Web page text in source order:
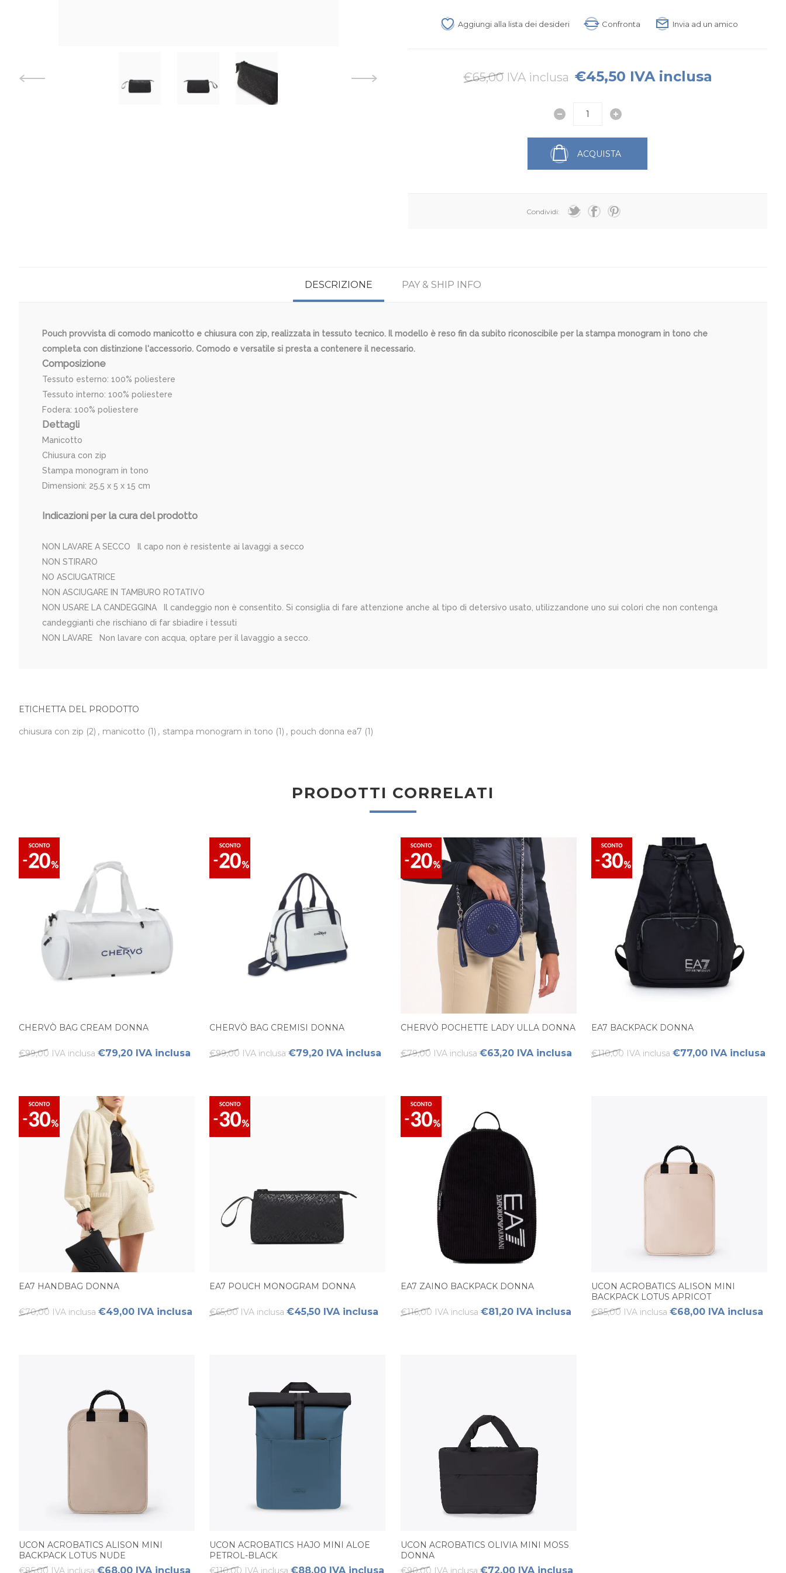
Aggiungi alla lista dei desideri Confronta Invia ad un amico
€65,00 IVA inclusa €45,50 IVA inclusa
ACQUISTA
Condividi:
DESCRIZIONE PAY & SHIP INFO
Pouch provvista di comodo manicotto e chiusura con zip, realizzata in tessuto tecnico. Il modello è reso fin da subito riconoscibile per la stampa monogram in tono che
completa con distinzione l'accessorio. Comodo e versatile si presta a contenere il necessario.
Composizione
Tessuto esterno: 100% poliestere
Tessuto interno: 100% poliestere
Fodera: 100% poliestere
Dettagli
Manicotto
Chiusura con zip
Stampa monogram in tono
Dimensioni: 25,5 x 5 x 15 cm
Indicazioni per la cura del prodotto
NON LAVARE A SECCO Il capo non è resistente ai lavaggi a secco
NON STIRARO
NO ASCIUGATRICE
NON ASCIUGARE IN TAMBURO ROTATIVO
NON USARE LA CANDEGGINA Il candeggio non è consentito. Si consiglia di fare attenzione anche al tipo di detersivo usato, utilizzandone uno sui colori che non contenga
candeggianti che rischiano di far sbiadire i tessuti
NON LAVARE Non lavare con acqua, optare per il lavaggio a secco.
ETICHETTA DEL PRODOTTO
chiusura con zip (2) , manicotto (1) , stampa monogram in tono (1) , pouch donna ea7 (1)
PRODOTTI CORRELATI
CHERVÒ BAG CREAM DONNA
€99,00 IVA inclusa €79,20 IVA inclusa
CHERVÒ BAG CREMISI DONNA
€99,00 IVA inclusa €79,20 IVA inclusa
CHERVÒ POCHETTE LADY ULLA DONNA
€79,00 IVA inclusa €63,20 IVA inclusa
EA7 BACKPACK DONNA
€110,00 IVA inclusa €77,00 IVA inclusa
EA7 HANDBAG DONNA
€70,00 IVA inclusa €49,00 IVA inclusa
EA7 POUCH MONOGRAM DONNA
€65,00 IVA inclusa €45,50 IVA inclusa
EA7 ZAINO BACKPACK DONNA
€116,00 IVA inclusa €81,20 IVA inclusa
UCON ACROBATICS ALISON MINI
BACKPACK LOTUS APRICOT
€85,00 IVA inclusa €68,00 IVA inclusa
UCON ACROBATICS ALISON MINI
BACKPACK LOTUS NUDE
€85,00 IVA inclusa €68,00 IVA inclusa
UCON ACROBATICS HAJO MINI ALOE
PETROL-BLACK
€110,00 IVA inclusa €88,00 IVA inclusa
UCON ACROBATICS OLIVIA MINI MOSS
DONNA
€90,00 IVA inclusa €72,00 IVA inclusa